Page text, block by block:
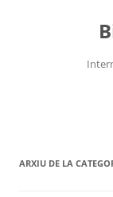
ARXIU DE LA